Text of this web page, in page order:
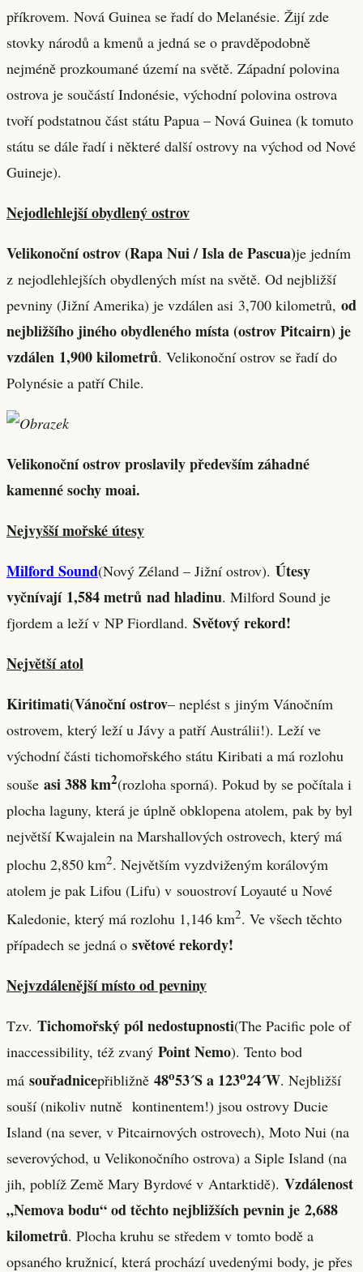
příkrovem. Nová Guinea se řadí do Melanésie. Žijí zde
stovky národů a kmenů a jedná se o pravděpodobně
nejméně prozkoumané území na světě. Západní polovina
ostrova je součástí Indonésie, východní polovina ostrova
tvoří podstatnou část státu Papua – Nová Guinea (k tomuto
státu se dále řadí i některé další ostrovy na východ od Nové
Guineje).
Nejodlehlejší obydlený ostrov
Velikonoční ostrov (Rapa Nui / Isla de Pascua)je jedním
z nejodlehlejších obydlených míst na světě. Od nejbližší
pevniny (Jižní Amerika) je vzdálen asi 3,700 kilometrů, od
nejbližšího jiného obydleného místa (ostrov Pitcairn) je
vzdálen 1,900 kilometrů. Velikonoční ostrov se řadí do
Polynésie a patří Chile.
Velikonoční ostrov proslavily především záhadné
kamenné sochy moai.
Nejvyšší mořské útesy
Milford Sound(Nový Zéland – Jižní ostrov). Útesy
vyčnívají 1,584 metrů nad hladinu. Milford Sound je
fjordem a leží v NP Fiordland. Světový rekord!
Největší atol
Kiritimati(Vánoční ostrov– neplést s jiným Vánočním
ostrovem, který leží u Jávy a patří Austrálii!). Leží ve
východní části tichomořského státu Kiribati a má rozlohu
souše asi 388 km2(rozloha sporná). Pokud by se počítala i
plocha laguny, která je úplně obklopena atolem, pak by byl
největší Kwajalein na Marshallových ostrovech, který má
plochu 2,850 km2. Největším vyzdviženým korálovým
atolem je pak Lifou (Lifu) v souostroví Loyauté u Nové
Kaledonie, který má rozlohu 1,146 km2. Ve všech těchto
případech se jedná o světové rekordy!
Nejvzdálenější místo od pevniny
Tzv. Tichomořský pól nedostupnosti(The Pacific pole of
inaccessibility, též zvaný Point Nemo). Tento bod
má souřadnicepřibližně 48o53´S a 123o24´W. Nejbližší
souší (nikoliv nutně kontinentem!) jsou ostrovy Ducie
Island (na sever, v Pitcairnových ostrovech), Moto Nui (na
severovýchod, u Velikonočního ostrova) a Siple Island (na
jih, poblíž Země Mary Byrdové v Antarktidě). Vzdálenost
„Nemova bodu“ od těchto nejbližších pevnin je 2,688
kilometrů. Plocha kruhu se středem v tomto bodě a
opsaného kružnicí, která prochází uvedenými body, je přes